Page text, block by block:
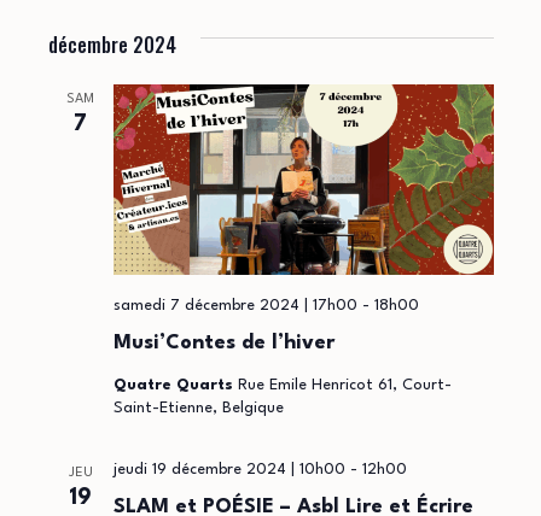
décembre 2024
SAM
7
Musi’Contes de l’hiver
samedi 7 décembre 2024 | 17h00 - 18h00
Quatre Quarts Rue Emile Henricot 61, Court-
Saint-Etienne, Belgique
JEU
19 SLAM et POÉSIE – Asbl Lire et Écrire
jeudi 19 décembre 2024 | 10h00 - 12h00